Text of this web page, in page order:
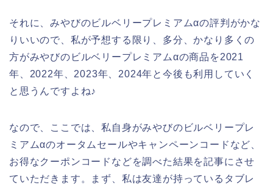
それに、みやびのビルベリープレミアムαの評判がかな
りいいので、私が予想する限り、多分、かなり多くの
方がみやびのビルベリープレミアムαの商品を2021
年、2022年、2023年、2024年と今後も利用していく
と思うんですよね♪
なので、ここでは、私自身がみやびのビルベリープレ
ミアムαのオータムセールやキャンペーンコードなど、
お得なクーポンコードなどを調べた結果を記事にさせ
ていただきます。まず、私は友達が持っているタブレ